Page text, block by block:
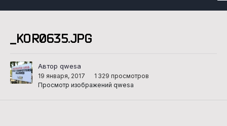
_KOR0635.JPG
Автор qwesa
19 января, 2017
1 329 просмотров
Просмотр изображений qwesa